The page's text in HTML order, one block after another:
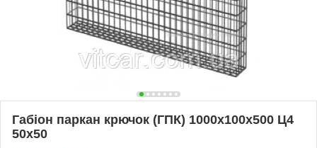
Габіон паркан крючок (ГПК) 1000х100х500 Ц4
50х50